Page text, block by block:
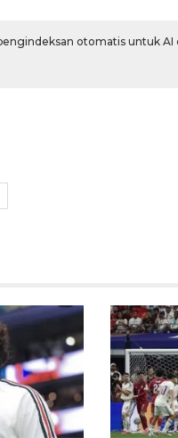
otomatis untuk AI
2026-08-08 15:00:00